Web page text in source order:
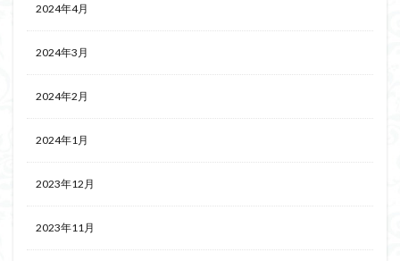
2024年4月
2024年3月
2024年2月
2024年1月
2023年12月
2023年11月